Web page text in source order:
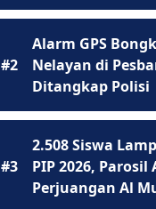
#2
Alarm GPS
Nelayan di
Ditangkap Polisi
#3
2.508 Siswa
PIP 2026, Parosil
Perjuangan Al